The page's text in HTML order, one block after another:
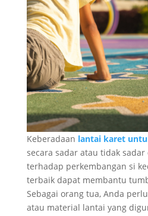
Keberadaan lantai karet
secara sadar atau tidak
terhadap perkembangan si
terbaik dapat membantu
Sebagai orang tua, Anda
atau material lantai yang